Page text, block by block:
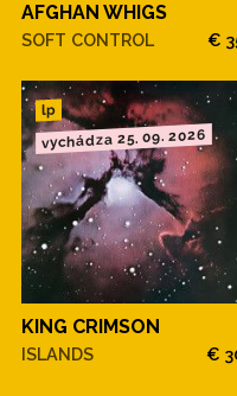
AFGHAN WHIGS
SOFT CONTROL €
lp
vychádza 25. 09. 2026
KING CRIMSON
ISLANDS €